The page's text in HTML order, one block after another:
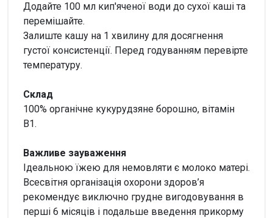
Додайте 100 мл кип'яченої води до сухої каші та
перемішайте.
Залиште кашу на 1 хвилину для досягнення
густої консистенції. Перед годуванням перевірте
температуру.
Склад
100% органічне кукурудзяне борошно, вітамін
В1.
Важливе зауваження
Ідеальною їжею для немовляти є молоко матері.
Всесвітня організація охорони здоров’я
рекомендує виключно грудне вигодовування в
перші 6 місяців і подальше введення прикорму